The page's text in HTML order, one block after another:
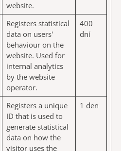
website.
Registers statistical
data on users'
behaviour on the
website. Used for
internal analytics
by the website
operator.
400
dní
Registers a unique
ID that is used to
generate statistical
data on how the
visitor uses the
1 den